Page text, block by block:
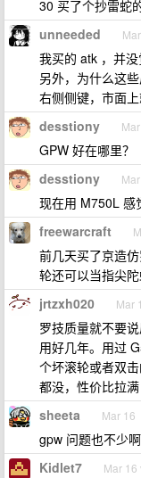
30 买了个抄雷蛇
unneeded
我买的 atk ，并
另外，为什么这
右侧侧键，市面
desstiony
GPW 好在哪里？
desstiony
现在用 M750L 感
freewarcraft
前几天买了京造
轮还可以当指尖
jrtzxh020 Mar
罗技质量就不要
用好几年。用过
个坏滚轮或者双
都没，性价比拉满
sheeta Mar 16
gpw 问题也不少
Kidlet7 Mar 16